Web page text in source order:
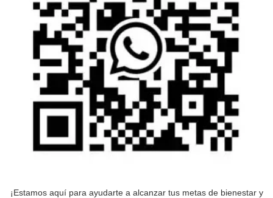
¡Estamos aquí para ayudarte a alcanzar tus metas de bienestar y